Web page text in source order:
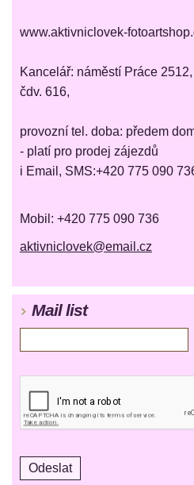
www.aktivniclovek-
Kancelář: náměstí Práce
čdv. 616,
provozní tel. doba: předem
- platí pro prodej zájezdů
i Email, SMS:+420 775 090
Mobil: +420 775 090 736
aktivniclovek@email.cz
Mail list